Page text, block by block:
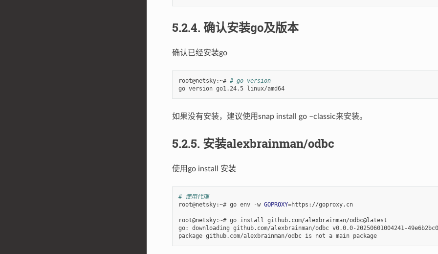
5.2.4. 确认安装go及版本
确认已经安装go
root@netsky:~# # go version
go version go1.24.5 linux/amd64
如果没有安装，建议使用snap install go –classic来安装。
5.2.5. 安装alexbrainman/odbc
使用go install 安装
# 使用代理
root@netsky:~# go env -w GOPROXY=https://goproxy.cn
root@netsky:~# go install github.com/alexbrainman/odbc@latest
go:
downloading github.com/alexbrainman/odbc v0.0.0-20250601004241-
package github.com/alexbrainman/odbc is not a main package